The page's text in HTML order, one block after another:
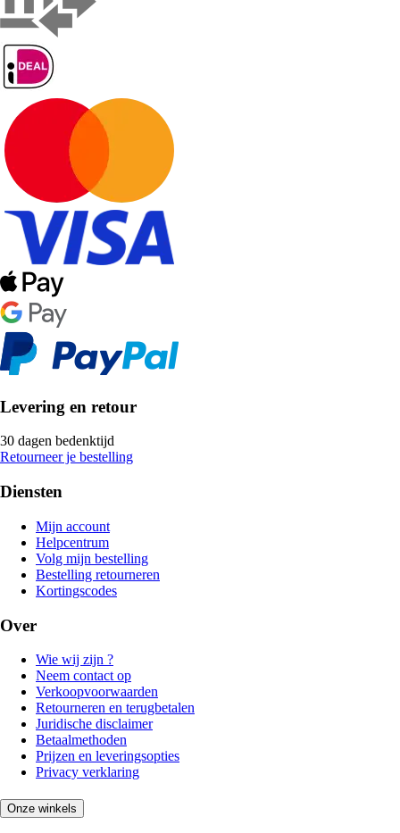
Levering en retour
30 dagen bedenktijd
Retourneer je bestelling
Diensten
Mijn account
Helpcentrum
Volg mijn bestelling
Bestelling retourneren
Kortingscodes
Over
Wie wij zijn ?
Neem contact op
Verkoopvoorwaarden
Retourneren en terugbetalen
Juridische disclaimer
Betaalmethoden
Prijzen en leveringsopties
Privacy verklaring
Onze winkels